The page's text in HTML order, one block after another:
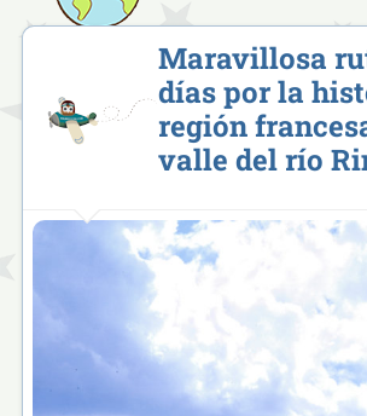
Maravillosa
días por la
región
valle del río